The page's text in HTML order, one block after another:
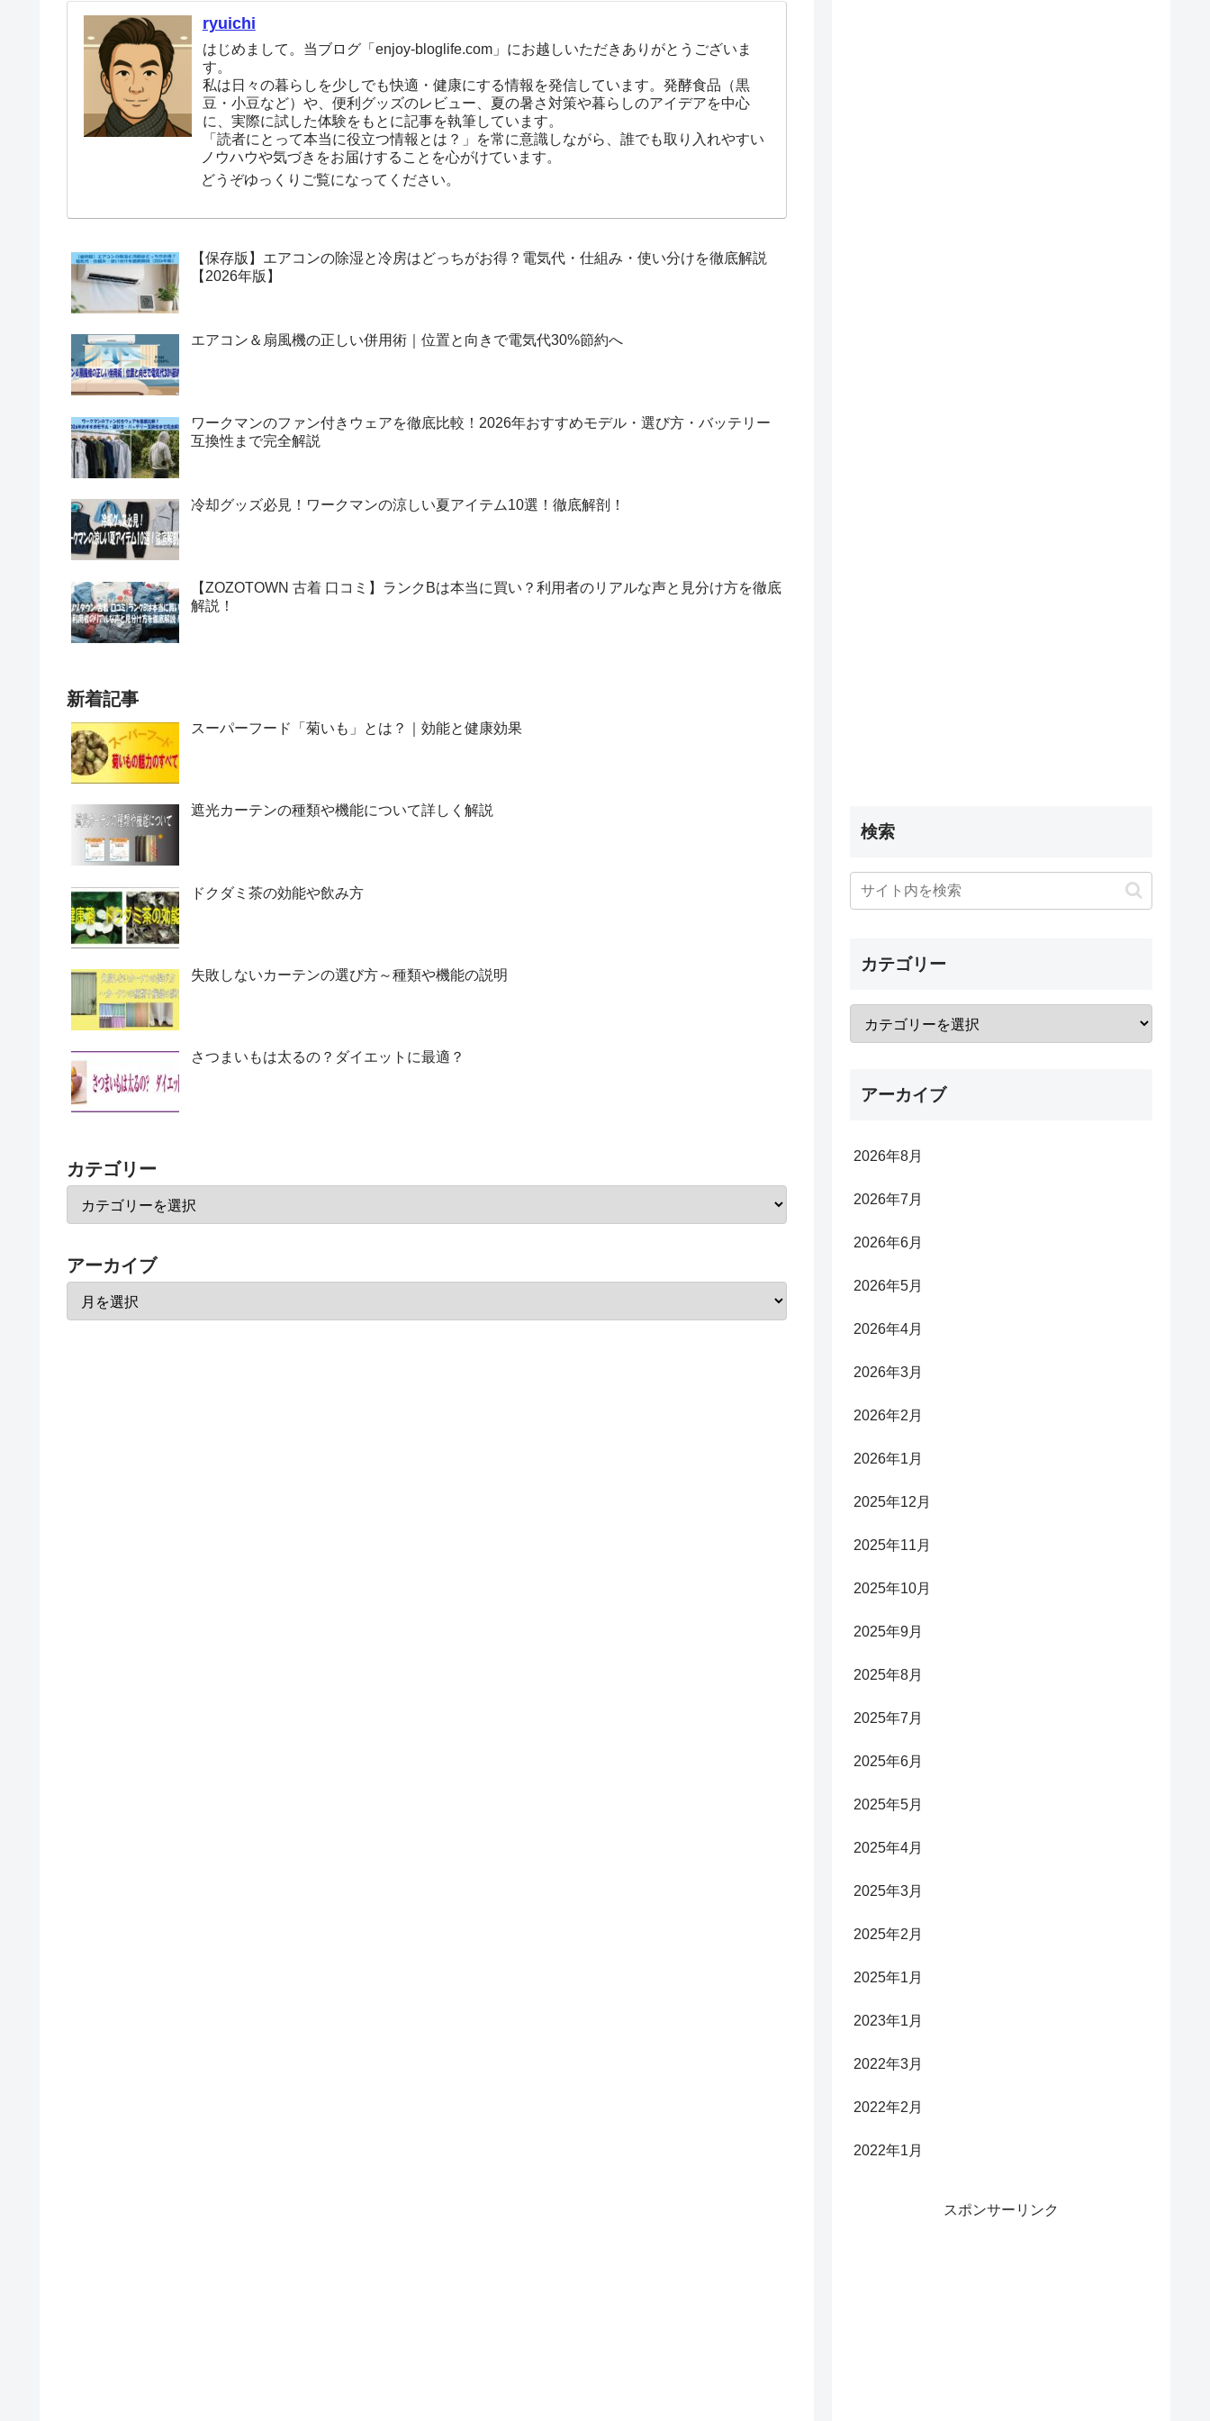
ryuichi
はじめまして。当ブログ「enjoy-bloglife.com」にお越しいただきありがとうございま
す。
私は日々の暮らしを少しでも快適・健康にする情報を発信しています。発酵食品（黒
豆・小豆など）や、便利グッズのレビュー、夏の暑さ対策や暮らしのアイデアを中心
に、実際に試した体験をもとに記事を執筆しています。
「読者にとって本当に役立つ情報とは？」を常に意識しながら、誰でも取り入れやすい
ノウハウや気づきをお届けすることを心がけています。
どうぞゆっくりご覧になってください。
【保存版】エアコンの除湿と冷房はどっちがお得？電気代・仕組み・使い分けを徹底解説
【2026年版】
エアコン＆扇風機の正しい併用術｜位置と向きで電気代30%節約へ
ワークマンのファン付きウェアを徹底比較！2026年おすすめモデル・選び方・バッテリー
互換性まで完全解説
冷却グッズ必見！ワークマンの涼しい夏アイテム10選！徹底解剖！
【ZOZOTOWN 古着 口コミ】ランクBは本当に買い？利用者のリアルな声と見分け方を徹底
解説！
新着記事
スーパーフード「菊いも」とは？｜効能と健康効果
遮光カーテンの種類や機能について詳しく解説
ドクダミ茶の効能や飲み方
失敗しないカーテンの選び方～種類や機能の説明
さつまいもは太るの？ダイエットに最適？
カテゴリー
アーカイブ
検索
カテゴリー
アーカイブ
2026年8月
2026年7月
2026年6月
2026年5月
2026年4月
2026年3月
2026年2月
2026年1月
2025年12月
2025年11月
2025年10月
2025年9月
2025年8月
2025年7月
2025年6月
2025年5月
2025年4月
2025年3月
2025年2月
2025年1月
2023年1月
2022年3月
2022年2月
2022年1月
スポンサーリンク